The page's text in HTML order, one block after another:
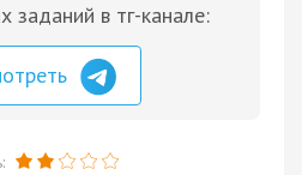
заданий в тг-канале: